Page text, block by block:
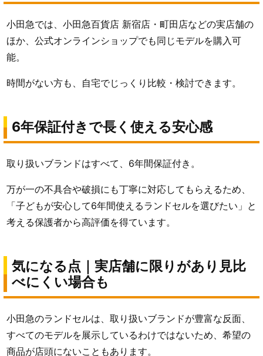
小田急では、小田急百貨店 新宿店・町田店などの実店舗の
ほか、公式オンラインショップでも同じモデルを購入可
能。
時間がない方も、自宅でじっくり比較・検討できます。
6年保証付きで長く使える安心感
取り扱いブランドはすべて、6年間保証付き。
万が一の不具合や破損にも丁寧に対応してもらえるため、
「子どもが安心して6年間使えるランドセルを選びたい」と
考える保護者から高評価を得ています。
気になる点｜実店舗に限りがあり見比
べにくい場合も
小田急のランドセルは、取り扱いブランドが豊富な反面、
すべてのモデルを展示しているわけではないため、希望の
商品が店頭にないこともあります。